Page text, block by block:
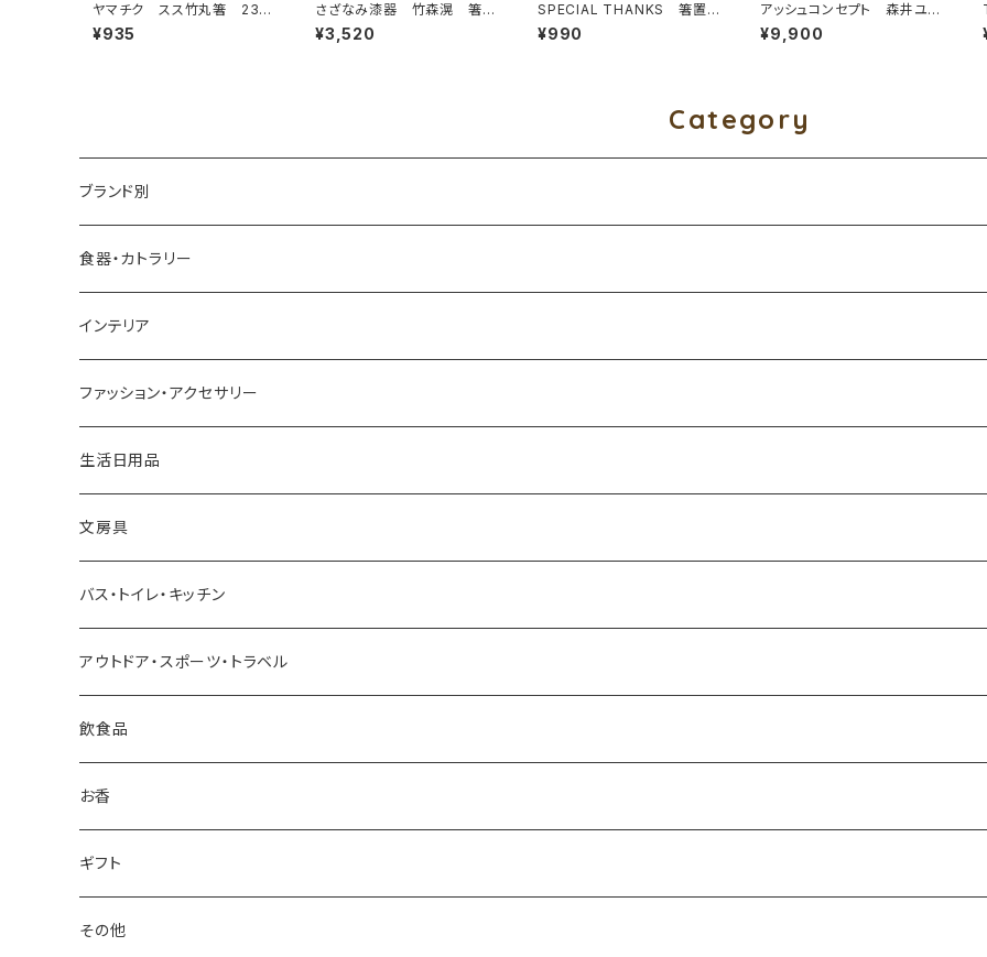
ヤマチク スス竹丸箸 23c
m
¥935
さざなみ漆器 竹森滉 箸
20ｃｍ
¥3,520
SPECIAL THANKS 箸置
き 有田町で発掘されたバナ
ナ
¥990
アッシュコンセプト 森井ユ
カ ネゴ
¥9,900
Category
ブランド別
アイダシュン ／ by age 18 オリジナル
四十沢木材工芸
アッシュコンセプト
近江和ろうそく大與／DAIYO
Oowets
KIKIME
コロリドー
THE
THE NODOKA
さざなみ漆器
sugata
食器・カトラリー
インテリア
ファッション・アクセサリー
生活日用品
文房具
バス・トイレ・キッチン
アウトドア・スポーツ・トラベル
飲食品
お香
ギフト
その他